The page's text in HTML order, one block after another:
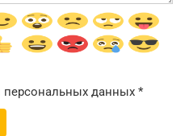
персональных данных *